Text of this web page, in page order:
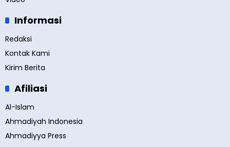
Informasi
Redaksi
Kontak Kami
Kirim Berita
Afiliasi
Al-Islam
Ahmadiyah Indonesia
Ahmadiyya Press